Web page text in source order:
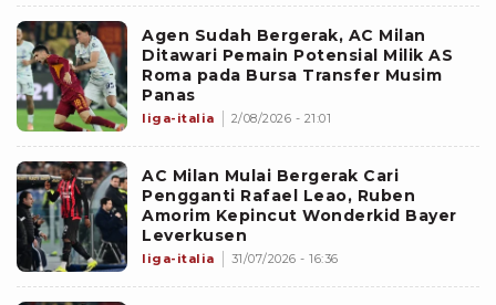
Agen Sudah Bergerak, AC Milan
Ditawari Pemain Potensial Milik AS
Roma pada Bursa Transfer Musim
Panas
liga-italia 2/08/2026 - 21:01
AC Milan Mulai Bergerak Cari
Pengganti Rafael Leao, Ruben
Amorim Kepincut Wonderkid Bayer
Leverkusen
liga-italia 31/07/2026 - 16:36